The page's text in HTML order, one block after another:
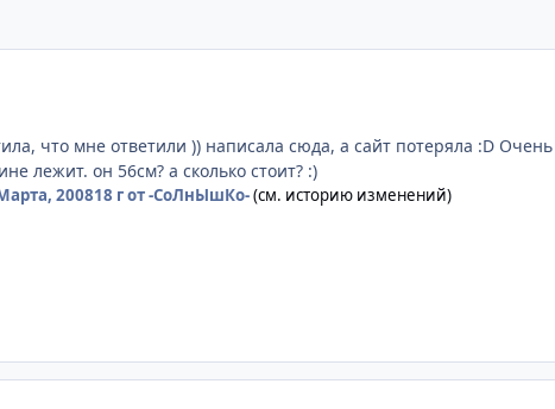
что мне ответили )) написала сюда, а сайт потеряла :D
лежит. он 56см? а сколько стоит? :)
200818 гот -СоЛнЫшКо-(см. историю изменений)